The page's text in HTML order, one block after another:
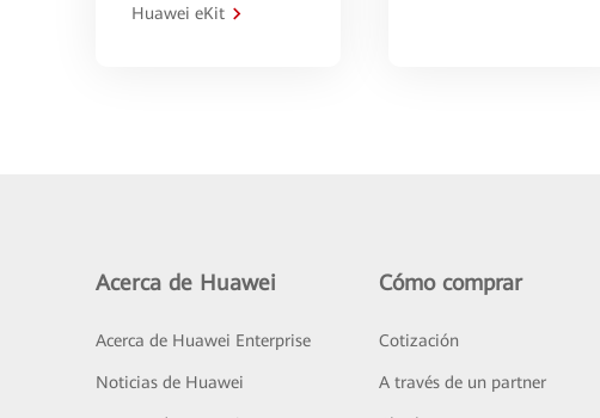
Huawei eKit
Acerca de Huawei
Acerca de Huawei Enterprise
Noticias de Huawei
Cómo comprar
Cotización
A través de un partner